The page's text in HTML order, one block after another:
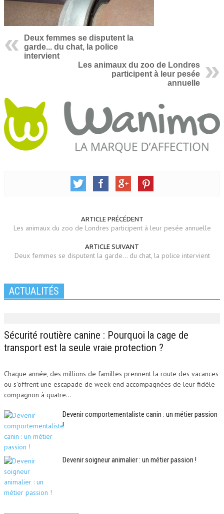
Deux femmes se disputent la
garde... du chat, la police
intervient
Les animaux du zoo de Londres
participent à leur pesée
annuelle
ARTICLE PRÉCÉDENT
Les animaux du zoo de Londres participent à leur pesée annuelle
ARTICLE SUIVANT
Deux femmes se disputent la garde... du chat, la police intervient
ACTUALITÉS
Sécurité routière canine : Pourquoi la cage de
transport est la seule vraie protection ?
Chaque année, des millions de familles prennent la route des vacances
ou s'offrent une escapade de week-end accompagnées de leur fidèle
compagnon à quatre...
Devenir comportementaliste canin : un métier passion
!
Devenir soigneur animalier : un métier passion !